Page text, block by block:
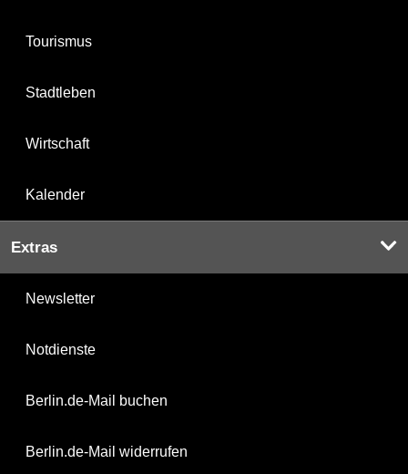
Tourismus
Stadtleben
Wirtschaft
Kalender
Extras
Newsletter
Notdienste
Berlin.de-Mail buchen
Berlin.de-Mail widerrufen